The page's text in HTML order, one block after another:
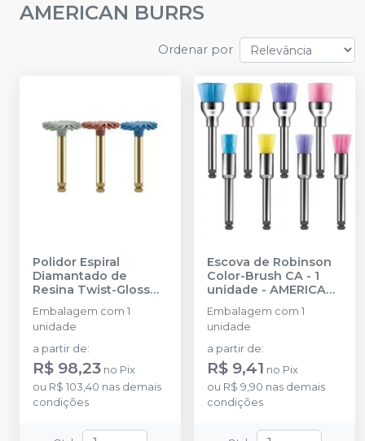
AMERICAN BURRS
Ordenar por
Polidor Espiral
Diamantado de
Resina Twist-Gloss
-
AMERICAN
BURRS
Embalagem com 1
unidade
a partir de:
R$ 98,23 no Pix
ou R$ 103,40 nas demais
condições
Escova de Robinson
Color-Brush CA - 1
unidade - AMERICAN
BURRS
Embalagem com 1
unidade
a partir de:
R$ 9,41 no Pix
ou R$ 9,90 nas demais
condições